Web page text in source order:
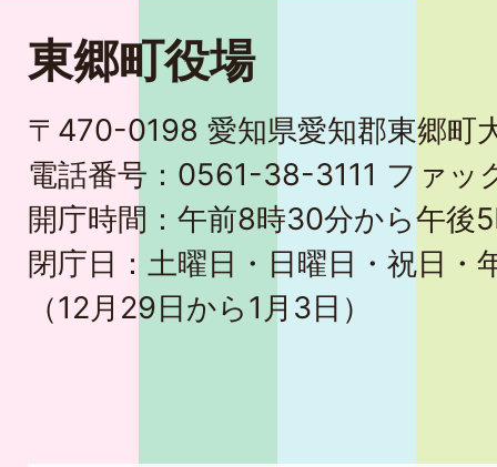
東郷町役場
〒470-0198 愛知県愛知郡東郷町
電話番号：0561-38-3111 ファ
開庁時間：午前8時30分から午後
閉庁日：土曜日・日曜日・祝日・
（12月29日から1月3日）